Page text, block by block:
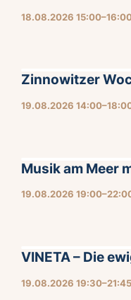
18.08.2026
19.08.2026
Zinnowitzer
19.08.2026
Musik am Meer
19.08.2026 19:30–21:45
VINETA – Die